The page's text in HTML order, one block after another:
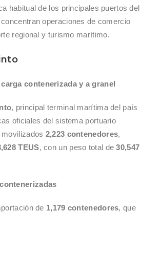
habitual de los principales puertos del
operaciones de comercio
regional y turismo marítimo.
contenerizada y a granel
, principal terminal marítima del país
oficiales del sistema portuario
2,223 contenedores,
TEUS, con un peso total de30,547
de 1,179 contenedores, que